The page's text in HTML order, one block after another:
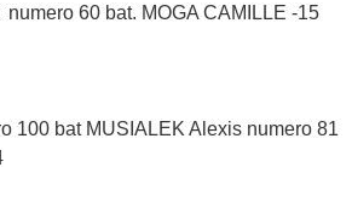
60 bat. MOGA CAMILLE -15
100 bat MUSIALEK Alexis numero 81